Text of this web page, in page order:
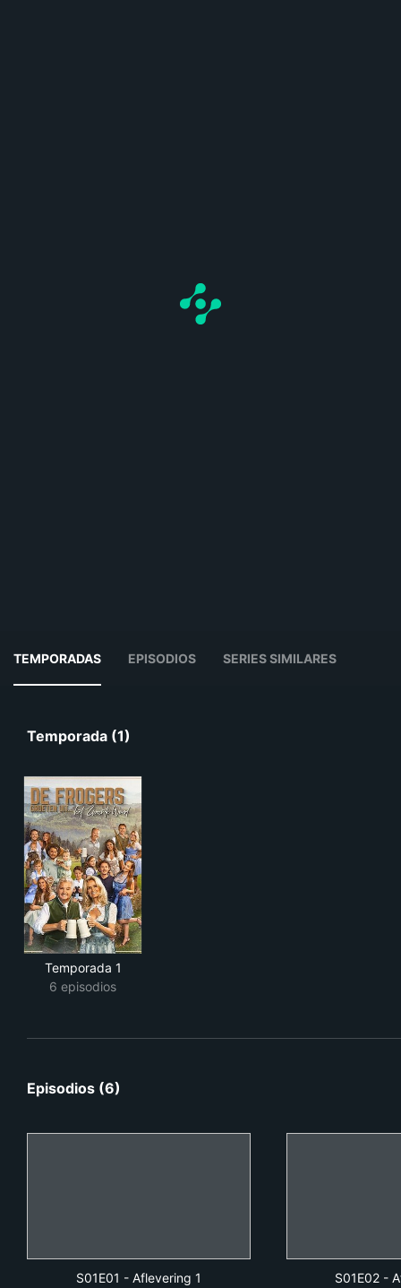
TEMPORADAS EPISODIOS SERIES SIMILARES
Temporada (1)
Temporada 1
6 episodios
Episodios (6)
S01E01 - Aflevering 1
S01E02 -